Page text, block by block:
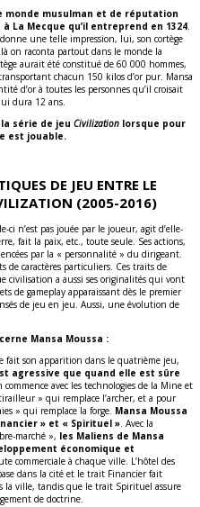
monde musulman et de réputation
La Mecque qu’il entreprend en 1324.
une telle impression, lui, son cortège
on raconta partout dans le monde la
aurait été constitué de 60 000 hommes,
chacun 150 kilos d’or pur. Mansa
d’or à toutes les personnes qu’il croisait
dura 12 ans.
série de jeu Civilization lorsque pour
est jouable.
DE JEU ENTRE LE
(2005-2016)
ci n’est pas jouée par le joueur, agit d’elle-
fait la paix, etc., toute seule. Ses actions,
par la « personnalité » du dirigeant.
caractères particuliers. Ces traits de
civilisation a aussi ses originalités qui vont
de gameplay apparaissant dès le premier
de jeu en jeu. Aussi, une évolution de
Mansa Moussa :
fait son apparition dans le quatrième jeu,
agressive que quand elle est sûre
commence avec les technologies de la Mine et
» qui remplace l’archer, et a pour
» qui remplace la forge. Mansa Moussa
» et « Spirituel ». Avec la
marché », les Maliens de Mansa
économique et
commerciale à chaque ville. L’hôtel des
dans la cité et le trait Financier fait
la ville, tandis que le trait Spirituel assure
de doctrine.